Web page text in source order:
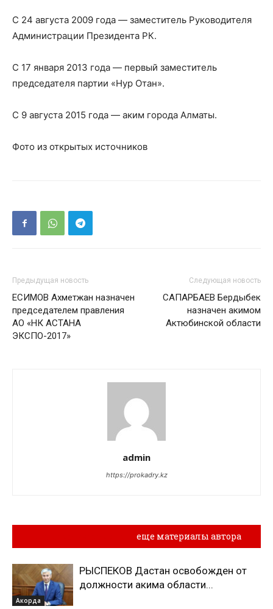
С 24 августа 2009 года — заместитель Руководителя
Администрации Президента РК.
С 17 января 2013 года — первый заместитель
председателя партии «Нур Отан».
С 9 августа 2015 года — аким города Алматы.
Фото из открытых источников
Предыдущая новость
ЕСИМОВ Ахметжан назначен
председателем правления
АО «НК АСТАНА
ЭКСПО-2017»
Следующая новость
САПАРБАЕВ Бердыбек
назначен акимом
Актюбинской области
admin
https://prokadry.kz
еще материалы автора
Акорда
РЫСПЕКОВ Дастан освобожден от
должности акима области...